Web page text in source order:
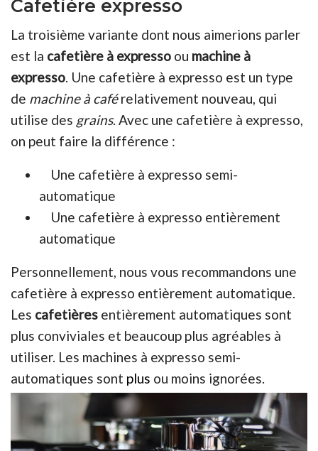
Cafetière expresso
La troisième variante dont nous aimerions parler
est la cafetière à expresso ou machine à
expresso. Une cafetière à expresso est un type
de machine à caférelativement nouveau, qui
utilise des grains. Avec une cafetière à expresso,
on peut faire la différence :
Une cafetière à expresso semi-
automatique
Une cafetière à expresso entièrement
automatique
Personnellement, nous vous recommandons une
cafetière à expresso entièrement automatique.
Les cafetières entièrement automatiques sont
plus conviviales et beaucoup plus agréables à
utiliser. Les machines à expresso semi-
automatiques sont plus ou moins ignorées.